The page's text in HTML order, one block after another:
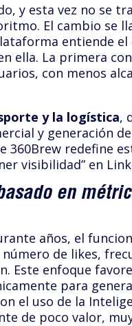
y esta vez no se
El cambio se
entiende
ella. La primera
con menos
y la logística,
y generación
360Brew redefine
visibilidad” en
en
años, el
de likes,
Este enfoque
para
el uso de la
de poco valor,